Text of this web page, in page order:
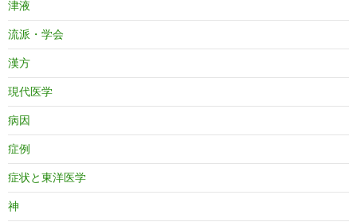
津液
流派・学会
漢方
現代医学
病因
症例
症状と東洋医学
神